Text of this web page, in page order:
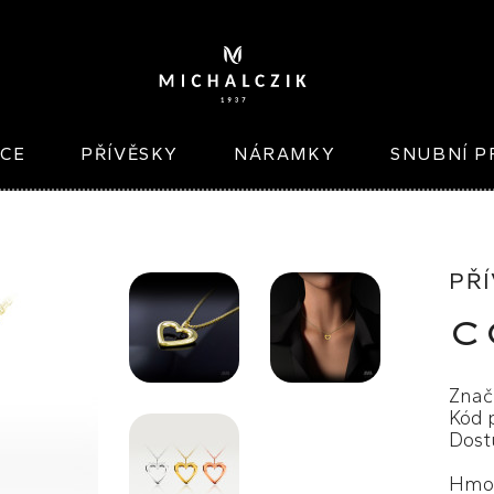
PŘÍVĚSKY NÁRAMKY SNUBNÍ
Kód